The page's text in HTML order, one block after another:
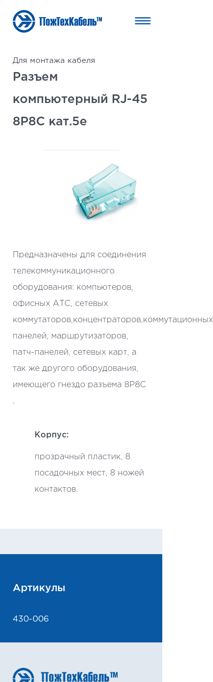
Для монтажа кабеля
Разъем
компьютерный RJ-45
8P8C кат.5e
Предназначены для соединения
телекоммуникационного
оборудования: компьютеров,
офисных АТС, сетевых
коммутаторов,концентраторов,коммутационных
панелей, маршрутизаторов,
патч-панелей, сетевых карт, а
так же другого оборудования,
имеющего гнездо разъема 8P8C
.
Корпус:
прозрачный пластик, 8
посадочных мест, 8 ножей
контактов.
Артикулы
430-006